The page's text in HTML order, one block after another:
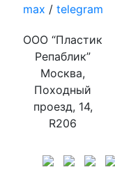
max / telegram
ООО “Пластик
Репаблик”
Москва,
Походный
проезд, 14,
R206